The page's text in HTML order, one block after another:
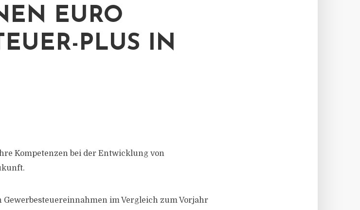
EURO
PLUS IN
Kompetenzen bei der Entwicklung von
Gewerbesteuereinnahmen im Vergleich zum Vorjahr